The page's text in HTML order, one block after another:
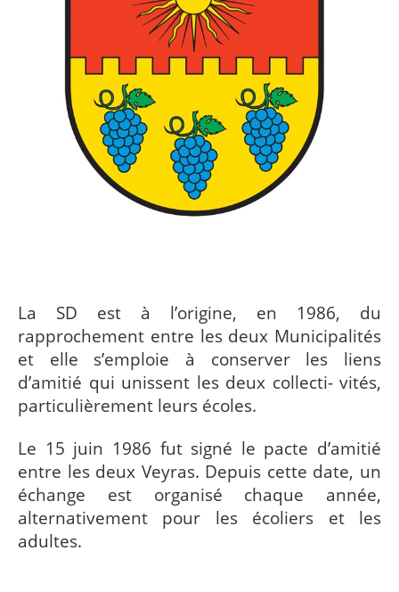
La SD est à l’origine, en 1986, du
rapprochement entre les deux Municipalités
et elle s’emploie à conserver les liens
d’amitié qui unissent les deux collecti- vités,
particulièrement leurs écoles.
Le 15 juin 1986 fut signé le pacte d’amitié
entre les deux Veyras. Depuis cette date, un
échange est organisé chaque année,
alternativement pour les écoliers et les
adultes.